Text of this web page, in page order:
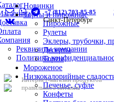
Реквизиты компании
Политика
Новинки
Торты и пирожные
Пирожные
Рулеты
Эклеры, трубочки,
Десерты
Торты
Мороженое
Низкокалорийные
Печенье, суфле
Конфеты
+7 (812) 703-85-85
Санкт-Петербург
Интернет-магазин продуктов
правильного питания